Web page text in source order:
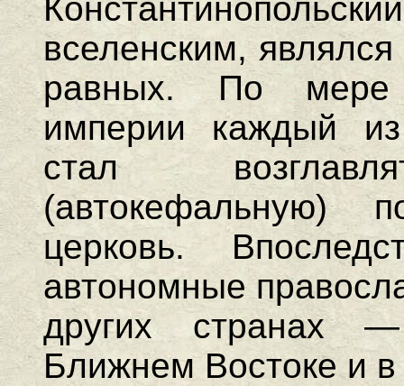
вселенским,
равных. По мере
империи каждый из
стал
(автокефальную)
церковь.
автономные
других странах
Ближнем Востоке и